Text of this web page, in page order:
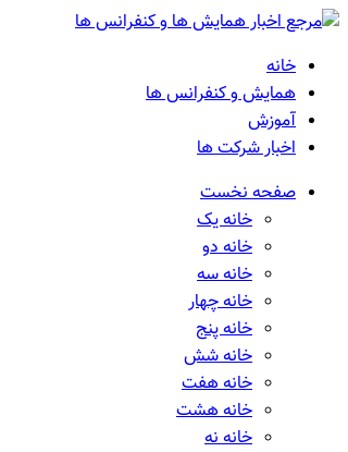
خانه
همایش و کنفرانس ها
آموزش
اخبار شرکت ها
صفحه نخست
خانه یک
خانه دو
خانه سه
خانه چهار
خانه پنج
خانه شش
خانه هفت
خانه هشت
خانه نه